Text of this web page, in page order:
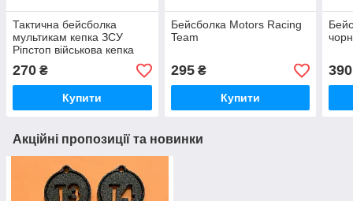
Тактична бейсболка
мультикам кепка ЗСУ
Ріпстоп військова кепка
270 ₴
Купити
Бейсболка Motors Racing
Team
295₴
Купити
390
Акційні пропозиції та новинки